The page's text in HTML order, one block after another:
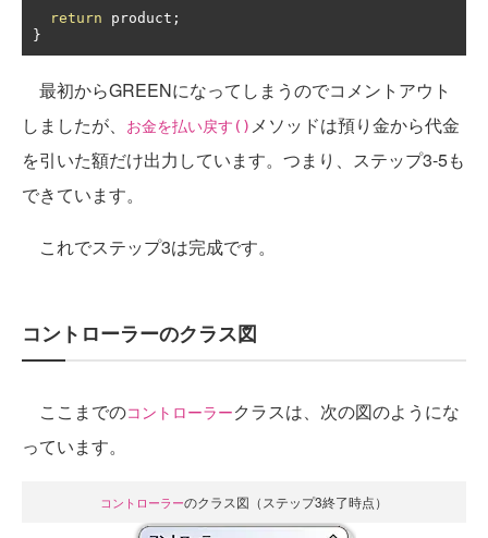
return product ;
}
最初からGREENになってしまうのでコメントアウト
しましたが、
お金を払い戻す() メソッドは預り金から代金
を引いた額だけ出力しています。つまり、ステップ3-5も
できています。
これでステップ3は完成です。
コントローラーのクラス図
ここまでのコントローラークラスは、次の図のようにな
っています。
コントローラーのクラス図（ステップ3終了時点）